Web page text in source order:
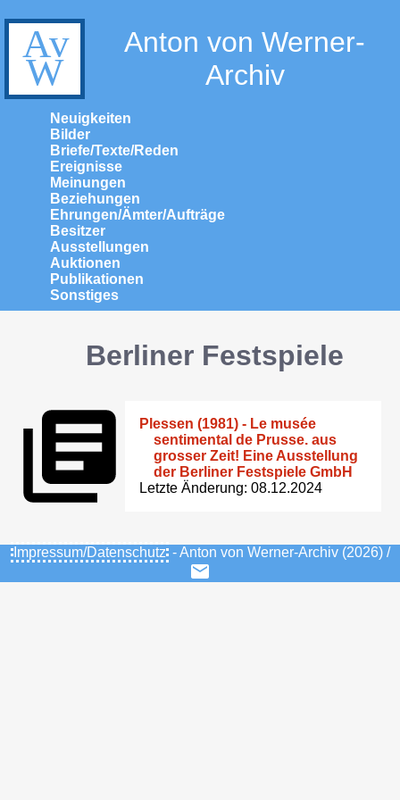
Anton von Werner-
Archiv
Neuigkeiten
Bilder
Briefe/Texte/Reden
Ereignisse
Meinungen
Beziehungen
Ehrungen/Ämter/Aufträge
Besitzer
Ausstellungen
Auktionen
Publikationen
Sonstiges
Berliner Festspiele
Plessen (1981) - Le musée
sentimental de Prusse. aus
grosser Zeit! Eine Ausstellung
der Berliner Festspiele GmbH
Letzte Änderung: 08.12.2024
Impressum/Datenschutz - Anton von Werner-Archiv (2026) /